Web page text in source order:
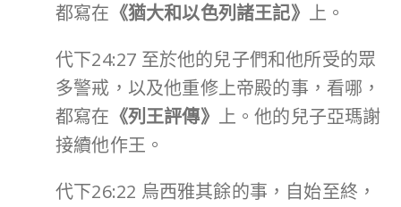
都寫在 《猶大和以色列諸王記》 上。
代下24:27 至於他的兒子們和他所受的眾
多警戒，以及他重修上帝殿的事，看哪，
都寫在 《列王評傳》 上。他的兒子亞瑪謝
接續他作王。
代下26:22 烏西雅其餘的事，自始至終，